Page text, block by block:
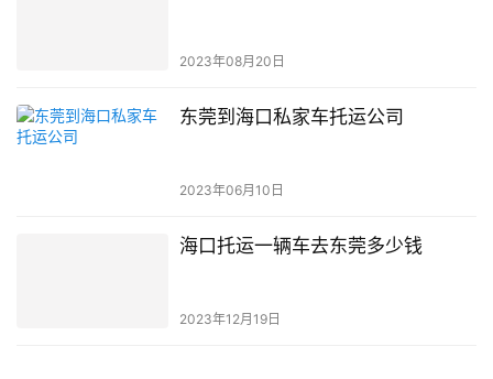
2023年08月20日
东莞到海口私家车托运公司
2023年06月10日
海口托运一辆车去东莞多少钱
2023年12月19日